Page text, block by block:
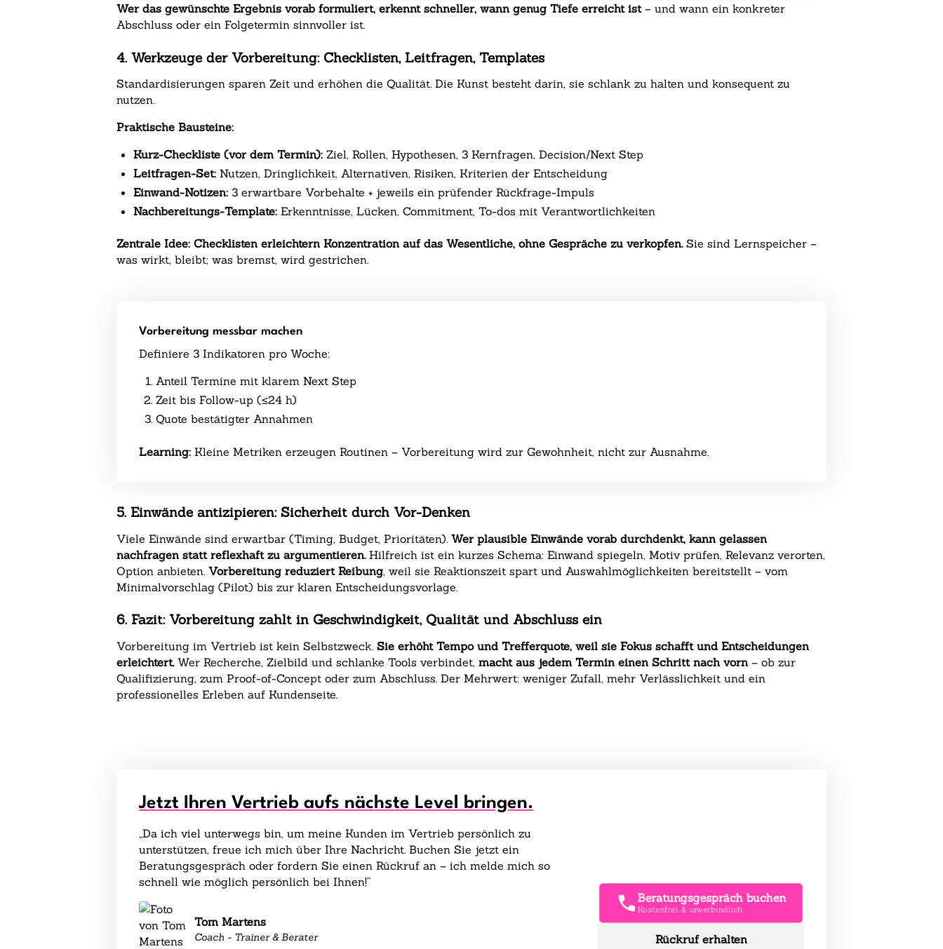
Wer das gewünschte Ergebnis vorab formuliert, erkennt schneller, wann genug Tiefe erreicht ist– und wann ein konkreter
Abschluss oder ein Folgetermin sinnvoller ist.
4. Werkzeuge der Vorbereitung: Checklisten, Leitfragen, Templates
Standardisierungen sparen Zeit und erhöhen die Qualität. Die Kunst besteht darin, sie schlank zu halten und konsequent zu
nutzen.
Praktische Bausteine:
Kurz-Checkliste (vor dem Termin): Ziel, Rollen, Hypothesen, 3 Kernfragen, Decision/Next Step
Leitfragen-Set: Nutzen, Dringlichkeit, Alternativen, Risiken, Kriterien der Entscheidung
Einwand-Notizen: 3 erwartbare Vorbehalte + jeweils ein prüfender Rückfrage-Impuls
Nachbereitungs-Template: Erkenntnisse, Lücken, Commitment, To-dos mit Verantwortlichkeiten
Zentrale Idee: Checklisten erleichtern Konzentration auf das Wesentliche, ohne Gespräche zu verkopfen.Sie sind Lernspeicher –
was wirkt, bleibt; was bremst, wird gestrichen.
Vorbereitung messbar machen
Definiere 3 Indikatoren pro Woche:
Anteil Termine mit klarem Next Step
Zeit bis Follow-up (≤24 h)
Quote bestätigter Annahmen
Learning:Kleine Metriken erzeugen Routinen – Vorbereitung wird zur Gewohnheit, nicht zur Ausnahme.
5. Einwände antizipieren: Sicherheit durch Vor-Denken
Viele Einwände sind erwartbar (Timing, Budget, Prioritäten).Wer plausible Einwände vorab durchdenkt, kann gelassen
nachfragen statt reflexhaft zu argumentieren.Hilfreich ist ein kurzes Schema: Einwand spiegeln, Motiv prüfen, Relevanz verorten,
Option anbieten.Vorbereitung reduziert Reibung, weil sie Reaktionszeit spart und Auswahlmöglichkeiten bereitstellt – vom
Minimalvorschlag (Pilot) bis zur klaren Entscheidungsvorlage.
6. Fazit: Vorbereitung zahlt in Geschwindigkeit, Qualität und Abschluss ein
Vorbereitung im Vertrieb ist kein Selbstzweck.Sie erhöht Tempo und Trefferquote, weil sie Fokus schafft und Entscheidungen
erleichtert.Wer Recherche, Zielbild und schlanke Tools verbindet,macht aus jedem Termin einen Schritt nach vorn – ob zur
Qualifizierung, zum Proof-of-Concept oder zum Abschluss. Der Mehrwert: weniger Zufall, mehr Verlässlichkeit und ein
professionelles Erleben auf Kundenseite.
Jetzt Ihren Vertrieb aufs nächste Level bringen.
„Da ich viel unterwegs bin, um meine Kunden im Vertrieb persönlich zu
unterstützen, freue ich mich über Ihre Nachricht. Buchen Sie jetzt ein
Beratungsgespräch oder fordern Sie einen Rückruf an – ich melde mich so
schnell wie möglich persönlich bei Ihnen!“
Tom Martens
Coach - Trainer & Berater
Beratungsgespräch buchen
Kostenfrei & unverbindlich
Rückruf erhalten